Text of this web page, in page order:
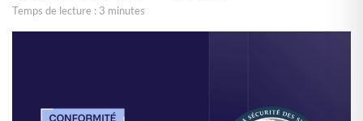
Temps de lecture : 3 minutes